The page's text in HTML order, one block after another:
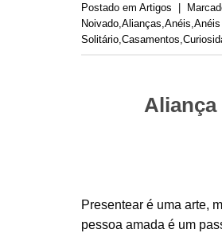
Postado em Artigos
Noivado,Alianças,Anéis,
Solitário,Casamentos,
Aliança
Presentear é uma arte,
pessoa amada é um